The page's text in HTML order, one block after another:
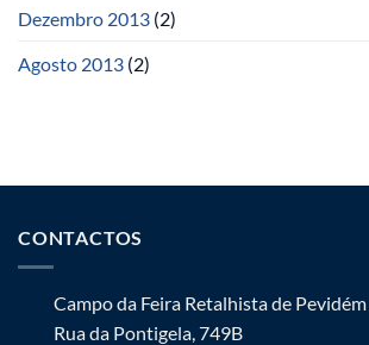
Dezembro 2013 (2)
Agosto 2013 (2)
CONTACTOS
Campo da Feira Retalhista de Pevidém
Rua da Pontigela, 749B